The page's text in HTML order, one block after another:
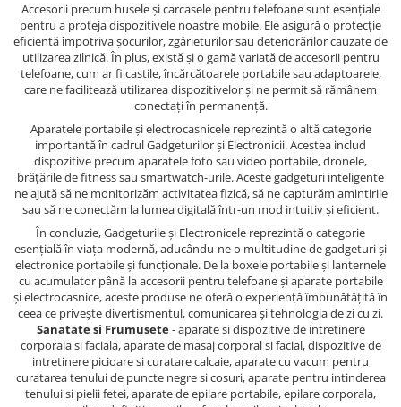
Accesorii precum husele și carcasele pentru telefoane sunt esențiale
pentru a proteja dispozitivele noastre mobile. Ele asigură o protecție
eficientă împotriva șocurilor, zgârieturilor sau deteriorărilor cauzate de
utilizarea zilnică. În plus, există și o gamă variată de accesorii pentru
telefoane, cum ar fi castile, încărcătoarele portabile sau adaptoarele,
care ne facilitează utilizarea dispozitivelor și ne permit să rămânem
conectați în permanență.
Aparatele portabile și electrocasnicele reprezintă o altă categorie
importantă în cadrul Gadgeturilor și Electronicii. Acestea includ
dispozitive precum aparatele foto sau video portabile, dronele,
brățările de fitness sau smartwatch-urile. Aceste gadgeturi inteligente
ne ajută să ne monitorizăm activitatea fizică, să ne capturăm amintirile
sau să ne conectăm la lumea digitală într-un mod intuitiv și eficient.
În concluzie, Gadgeturile și Electronicele reprezintă o categorie
esențială în viața modernă, aducându-ne o multitudine de gadgeturi și
electronice portabile și funcționale. De la boxele portabile și lanternele
cu acumulator până la accesorii pentru telefoane și aparate portabile
și electrocasnice, aceste produse ne oferă o experiență îmbunătățită în
ceea ce privește divertismentul, comunicarea și tehnologia de zi cu zi.
Sanatate si Frumusete- aparate si dispozitive de intretinere
corporala si faciala, aparate de masaj corporal si facial, dispozitive de
intretinere picioare si curatare calcaie, aparate cu vacum pentru
curatarea tenului de puncte negre si cosuri, aparate pentru intinderea
tenului si pielii fetei, aparate de epilare portabile, epilare corporala,